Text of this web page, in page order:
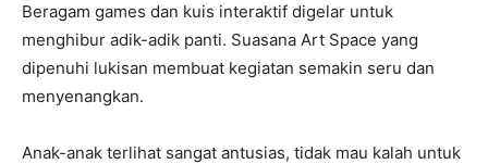
Beragam games dan kuis interaktif digelar untuk
menghibur adik-adik panti. Suasana Art Space yang
dipenuhi lukisan membuat kegiatan semakin seru dan
menyenangkan.
Anak-anak terlihat sangat antusias, tidak mau kalah untuk